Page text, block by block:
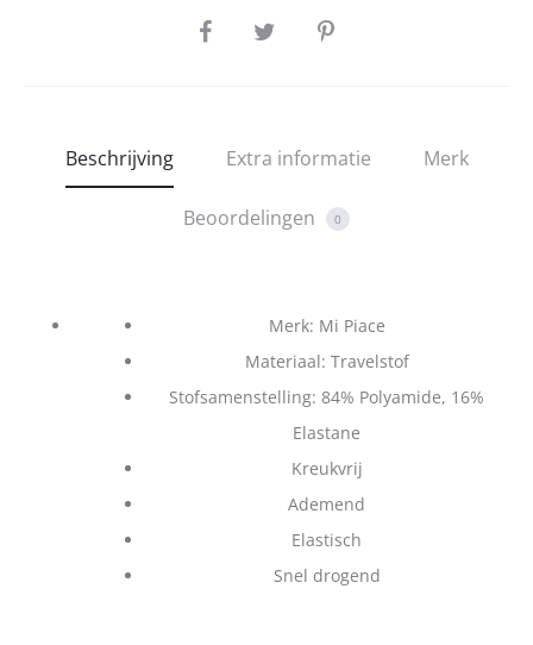
SHARE
Beschrijving Extra informatie Merk
Beoordelingen 0
Merk: Mi Piace
Materiaal: Travelstof
Stofsamenstelling: 84% Polyamide, 16%
Elastane
Kreukvrij
Ademend
Elastisch
Snel drogend